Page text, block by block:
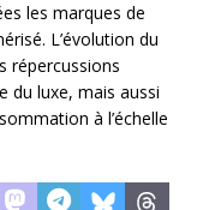
les marques de
L’évolution du
répercussions
du luxe, mais aussi
à l’échelle